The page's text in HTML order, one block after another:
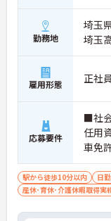
勤務地
埼玉
埼玉
雇用形態 正社
応募要件
■社
任用
車免
新卒
駅から徒歩10分以内 日
産休･育休･介護休暇取得実